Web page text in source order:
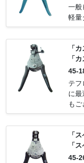
98/
54/
-
一般
軽量
「
「
45-
86/
5-
8/
テフ
に最
もご
「
「
45-